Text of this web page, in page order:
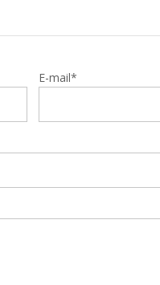
E-mail*